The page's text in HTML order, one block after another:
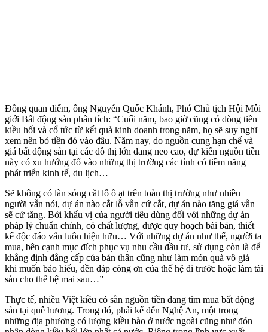
Đồng quan điểm, ông Nguyễn Quốc Khánh, Phó Chủ tịch Hội Môi
giới Bất động sản phân tích: “Cuối năm, bao giờ cũng có dòng tiền
kiều hối và cổ tức từ kết quả kinh doanh trong năm, họ sẽ suy nghĩ
xem nên bỏ tiền đó vào đâu. Năm nay, do nguồn cung hạn chế và
giá bất động sản tại các đô thị lớn đang neo cao, dự kiến nguồn tiền
này có xu hướng đổ vào những thị trường các tỉnh có tiềm năng
phát triển kinh tế, du lịch…
Sẽ không có làn sóng cắt lỗ ồ ạt trên toàn thị trường như nhiều
người vẫn nói, dự án nào cắt lỗ vẫn cứ cắt, dự án nào tăng giá vẫn
sẽ cứ tăng. Bởi khẩu vị của người tiêu dùng đối với những dự án
pháp lý chuẩn chỉnh, có chất lượng, được quy hoạch bài bản, thiết
kế độc đáo vẫn luôn hiện hữu… Với những dự án như thế, người ta
mua, bên cạnh mục đích phục vụ nhu cầu đầu tư, sử dụng còn là để
khẳng định đẳng cấp của bản thân cũng như làm món quà vô giá
khi muốn báo hiếu, đền đáp công ơn của thế hệ đi trước hoặc làm tài
sản cho thế hệ mai sau…”
Thực tế, nhiều Việt kiều có sẵn nguồn tiền đang tìm mua bất động
sản tại quê hương. Trong đó, phải kể đến Nghệ An, một trong
những địa phương có lượng kiều bào ở nước ngoài cũng như đón